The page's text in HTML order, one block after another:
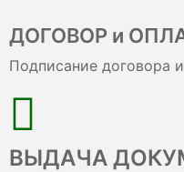
ДОГОВОР и
Подписание договора
ВЫДАЧА